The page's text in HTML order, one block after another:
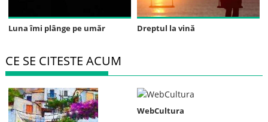
Luna îmi plânge pe umăr Dreptul la vină
CE SE CITESTE ACUM
WebCultura